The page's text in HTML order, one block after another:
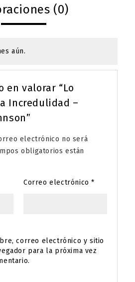
(0)
aún.
en valorar “Lo
Incredulidad –
electrónico no será
obligatorios están
Correo electrónico*
correo electrónico y sitio
para la próxima vez